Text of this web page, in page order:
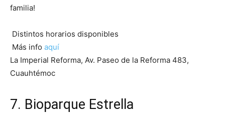
familia!
Distintos horarios disponibles
Más info aquí
La Imperial Reforma, Av. Paseo de la Reforma 483,
Cuauhtémoc
7. Bioparque Estrella